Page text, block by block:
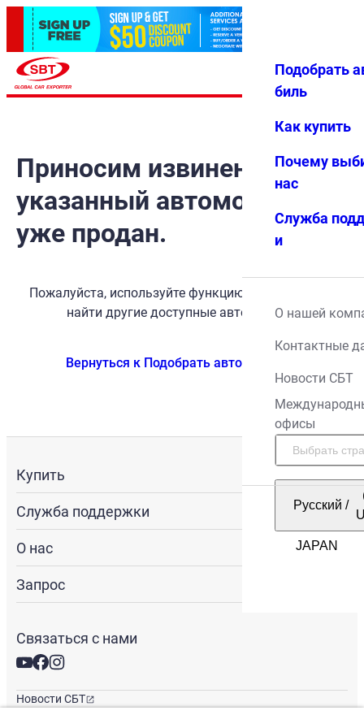
Избранн
Меню
Подобрать
биль
Как купить
Почему
нас
Служба
и
О нашей
Контактные
Новости СБТ
офисы
Русский /
Приносим извинения, но
указанный автомобиль
уже продан.
Пожалуйста, используйте функцию поиска, чтобы
найти другие доступные автомобили.
Вернуться к Подобрать автомобиль
Купить
Служба поддержки
О нас
Запрос
Связаться с нами
Новости СБТ